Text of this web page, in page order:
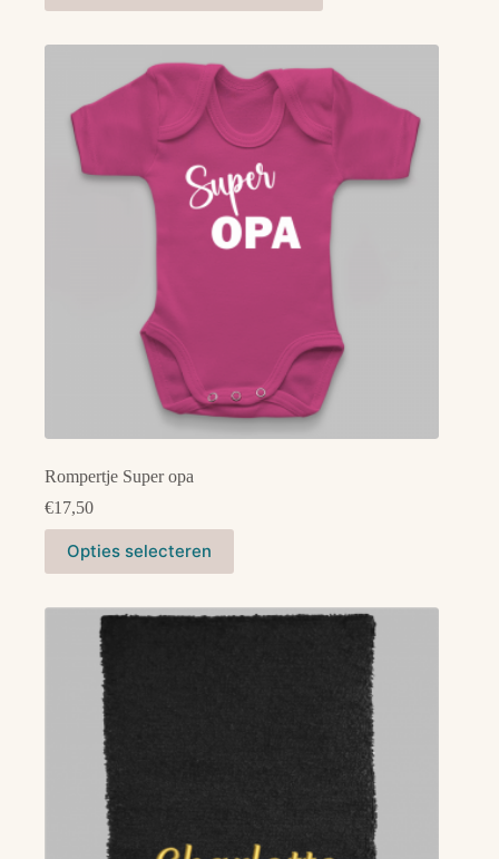
Rompertje Super opa
€17,50
Opties selecteren
product
heeft
variaties.
gekozen
productpagina